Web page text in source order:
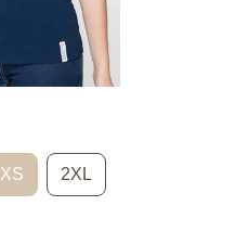
XS 2XL